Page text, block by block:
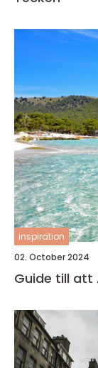
inspiration
02. October 2024
Guide till att